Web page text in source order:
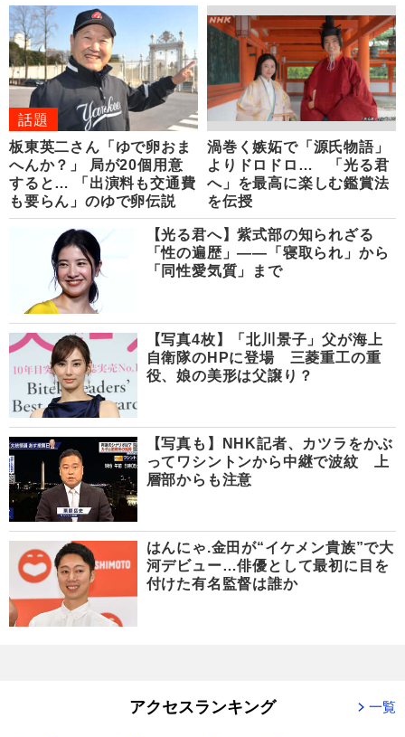
話題
板東英二さん「ゆで卵おま
へんか？」 局が20個用意
すると… 「出演料も交通費
も要らん」のゆで卵伝説
渦巻く嫉妬で「源氏物語」
よりドロドロ… 「光る君
へ」を最高に楽しむ鑑賞法
を伝授
【光る君へ】紫式部の知られざる
「性の遍歴」――「寝取られ」から
「同性愛気質」まで
【写真4枚】「北川景子」父が海上
自衛隊のHPに登場 三菱重工の重
役、娘の美形は父譲り？
【写真も】NHK記者、カツラをかぶ
ってワシントンから中継で波紋 上
層部からも注意
はんにゃ.金田が“イケメン貴族”で大
河デビュー…俳優として最初に目を
付けた有名監督は誰か
アクセスランキング 一覧